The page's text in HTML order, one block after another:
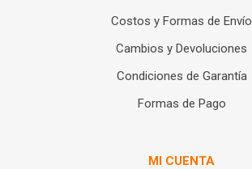
Costos y Formas de Envío
Cambios y Devoluciones
Condiciones de Garantía
Formas de Pago
MI CUENTA